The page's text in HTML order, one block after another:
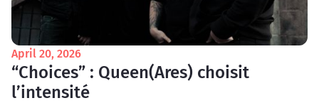
April 20, 2026
“Choices” : Queen(Ares) choisit
l’intensité